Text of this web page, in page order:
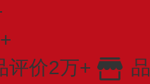
评价2万+